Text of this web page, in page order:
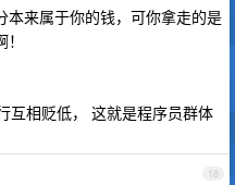
本来属于你的钱，可你拿走的是
互相贬低， 这就是程序员群体
18